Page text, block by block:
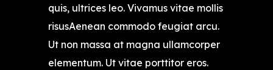
quis, ultrices leo. Vivamus vitae mollis
risusAenean commodo feugiat arcu.
Ut non massa at magna ullamcorper
elementum. Ut vitae porttitor eros.